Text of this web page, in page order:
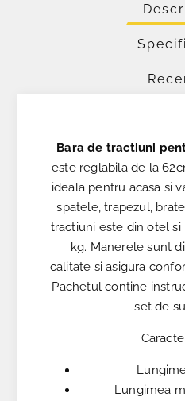
Bara de tractiuni
este reglabila de la
ideala pentru acasa si
spatele, trapezul,
tractiuni este din otel si
kg. Manerele sunt
calitate si asigura
Pachetul contine
set de
Lungimea